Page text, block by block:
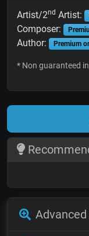
Artist/2nd Artist:
Composer:
Author: Premium
* Non guaranteed